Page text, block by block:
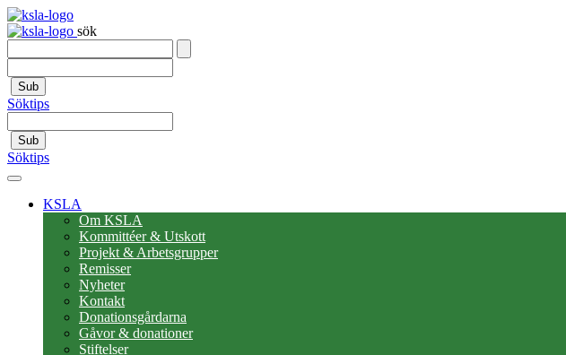
sök
Sub
Söktips
Sub
Söktips
KSLA
Om KSLA
Kommittéer & Utskott
Projekt & Arbetsgrupper
Remisser
Nyheter
Kontakt
Donationsgårdarna
Gåvor & donationer
Stiftelser